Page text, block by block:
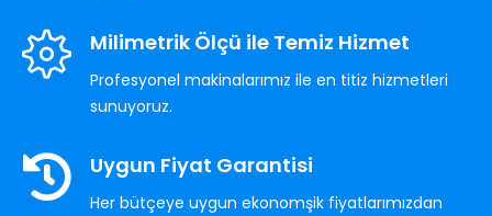
Milimetrik Ölçü ile Temiz Hizmet
Profesyonel makinalarımız ile en titiz hizmetleri
sunuyoruz.
Uygun Fiyat Garantisi
Her bütçeye uygun ekonomşik fiyatlarımızdan